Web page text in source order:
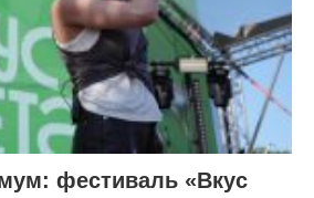
фестиваль «Вкус